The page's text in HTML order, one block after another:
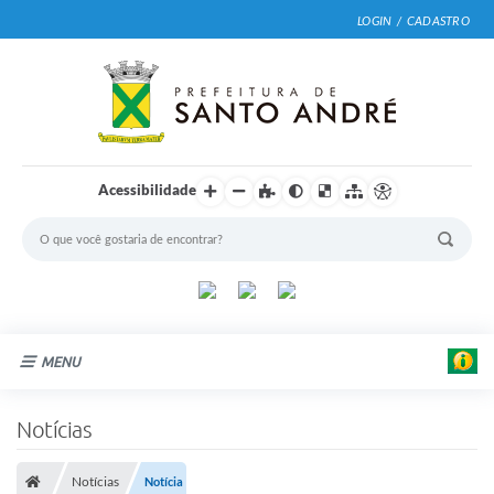
LOGIN / CADASTRO
Acessibilidade
MENU
Notícias
Notícias Notícia